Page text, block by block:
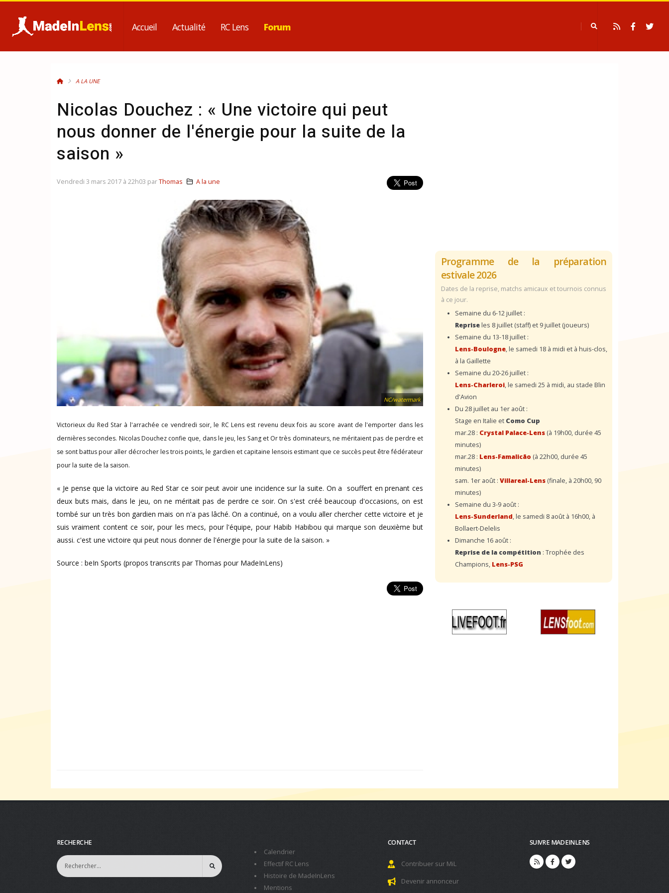
Accueil Actualité RC Lens Forum
A LA UNE
Nicolas Douchez : « Une victoire qui peut
nous donner de l'énergie pour la suite de la
saison »
NC/watermark
Victorieux du Red Star à l'arrachée ce vendredi soir, le RC Lens est revenu deux fois au score avant de l'emporter dans les
dernières secondes. Nicolas Douchez confie que, dans le jeu, les Sang et Or très dominateurs, ne méritaient pas de perdre et
se sont battus pour aller décrocher les trois points, le gardien et capitaine lensois estimant que ce succès peut être fédérateur
pour la suite de la saison.
« Je pense que la victoire au Red Star ce soir peut avoir une incidence sur la suite. On a souffert en prenant ces
deux buts mais, dans le jeu, on ne méritait pas de perdre ce soir. On s'est créé beaucoup d'occasions, on est
tombé sur un très bon gardien mais on n'a pas lâché. On a continué, on a voulu aller chercher cette victoire et je
suis vraiment content ce soir, pour les mecs, pour l'équipe, pour Habib Habibou qui marque son deuxième but
aussi. c'est une victoire qui peut nous donner de l'énergie pour la suite de la saison. »
Source : beIn Sports (propos transcrits par Thomas pour MadeInLens)
Vendredi 3 mars 2017 à 22h03 parThomas A la une
Programme de la préparation
estivale 2026
Dates de la reprise, matchs amicaux et tournois connus
à ce jour.
Semaine du 6-12 juillet :
Repriseles 8 juillet (staff) et 9 juillet (joueurs)
Semaine du 13-18 juillet :
Lens-Boulogne, le samedi 18 à midi et à huis-clos,
à la Gaillette
Semaine du 20-26 juillet :
Lens-Charleroi, le samedi 25 à midi, au stade Blin
d'Avion
Du 28 juillet au 1er août :
Stage en Italie et Como Cup
mar.28 : Crystal Palace-Lens (à 19h00, durée 45
minutes)
mar.28 : Lens-Famalicão (à 22h00, durée 45
minutes)
sam. 1er août : Villareal-Lens (finale, à 20h00, 90
minutes)
Semaine du 3-9 août :
Lens-Sunderland, le samedi 8 août à 16h00, à
Bollaert-Delelis
Dimanche 16 août :
Reprise de la compétition : Trophée des
Champions, Lens-PSG
RECHERCHE
Calendrier
Effectif RC Lens
Histoire de MadeInLens
Mentions
CONTACT
Contribuer sur MiL
Devenir annonceur
SUIVRE MADEINLENS